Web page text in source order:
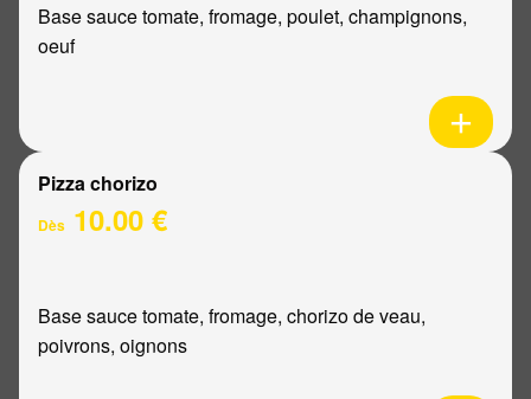
Base sauce tomate, fromage, poulet, champignons,
oeuf
Pizza chorizo
Dès 10.00 €
Base sauce tomate, fromage, chorizo de veau,
poivrons, oignons